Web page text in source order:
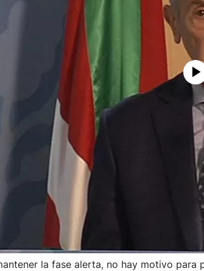
la fase alerta, no hay motivo para